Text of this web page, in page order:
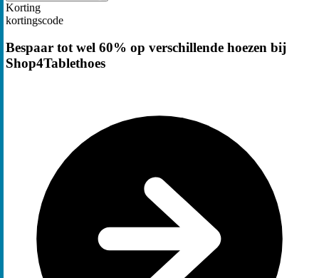
Korting
kortingscode
Bespaar tot wel 60% op verschillende hoezen bij
Shop4Tablethoes